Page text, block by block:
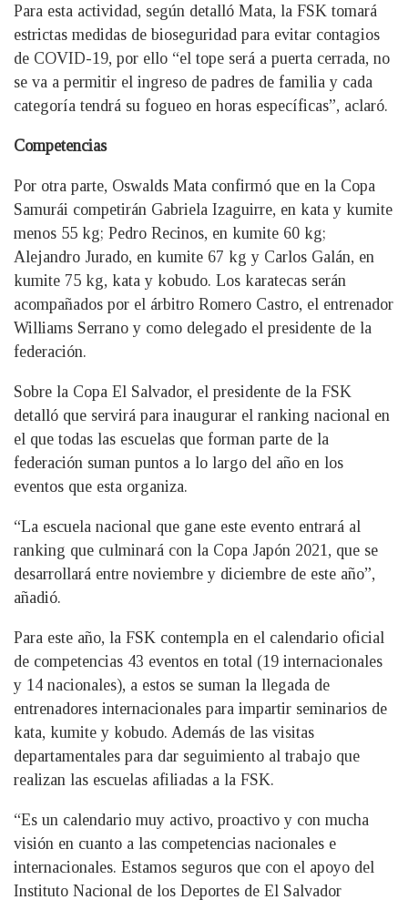
Para esta actividad, según detalló Mata, la FSK tomará
estrictas medidas de bioseguridad para evitar contagios
de COVID-19, por ello “el tope será a puerta cerrada, no
se va a permitir el ingreso de padres de familia y cada
categoría tendrá su fogueo en horas específicas”, aclaró.
Competencias
Por otra parte, Oswalds Mata confirmó que en la Copa
Samurái competirán Gabriela Izaguirre, en kata y kumite
menos 55 kg; Pedro Recinos, en kumite 60 kg;
Alejandro Jurado, en kumite 67 kg y Carlos Galán, en
kumite 75 kg, kata y kobudo. Los karatecas serán
acompañados por el árbitro Romero Castro, el entrenador
Williams Serrano y como delegado el presidente de la
federación.
Sobre la Copa El Salvador, el presidente de la FSK
detalló que servirá para inaugurar el ranking nacional en
el que todas las escuelas que forman parte de la
federación suman puntos a lo largo del año en los
eventos que esta organiza.
“La escuela nacional que gane este evento entrará al
ranking que culminará con la Copa Japón 2021, que se
desarrollará entre noviembre y diciembre de este año”,
añadió.
Para este año, la FSK contempla en el calendario oficial
de competencias 43 eventos en total (19 internacionales
y 14 nacionales), a estos se suman la llegada de
entrenadores internacionales para impartir seminarios de
kata, kumite y kobudo. Además de las visitas
departamentales para dar seguimiento al trabajo que
realizan las escuelas afiliadas a la FSK.
“Es un calendario muy activo, proactivo y con mucha
visión en cuanto a las competencias nacionales e
internacionales. Estamos seguros que con el apoyo del
Instituto Nacional de los Deportes de El Salvador